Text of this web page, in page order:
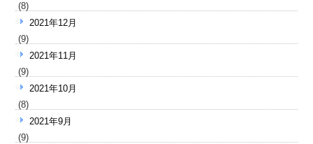
(8)
2021年12月
(9)
2021年11月
(9)
2021年10月
(8)
2021年9月
(9)